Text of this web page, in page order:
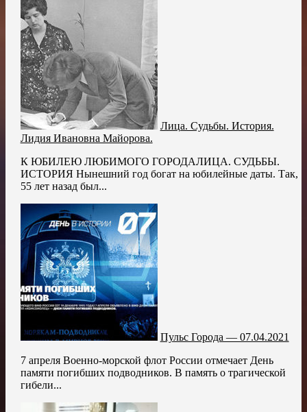
Лица. Судьбы. История.
Лидия Ивановна Майорова.
К ЮБИЛЕЮ ЛЮБИМОГО ГОРОДАЛИЦА. СУДЬБЫ.
ИСТОРИЯ Нынешний год богат на юбилейные даты. Так,
55 лет назад был...
Пульс Города — 07.04.2021
7 апреля Военно-морской флот России отмечает День
памяти погибших подводников. В память о трагической
гибели...